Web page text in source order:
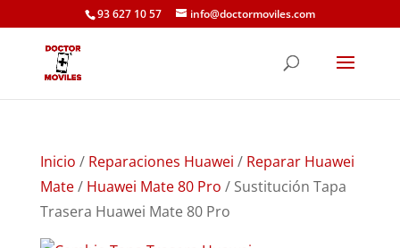
93 627 10 57 info@doctormoviles.com
Inicio / Reparaciones Huawei / Reparar Huawei
Mate/ Huawei Mate 80 Pro / Sustitución Tapa
Trasera Huawei Mate 80 Pro